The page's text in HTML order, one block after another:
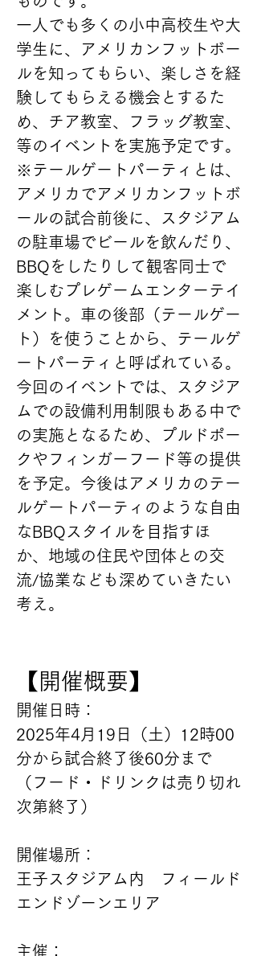
一人でも多くの小中高校生や大
学生に、アメリカンフットボー
ルを知ってもらい、楽しさを経
験してもらえる機会とするた
め、チア教室、フラッグ教室、
等のイベントを実施予定です。
※テールゲートパーティとは、
アメリカでアメリカンフットボ
ールの試合前後に、スタジアム
の駐車場でビールを飲んだり、
BBQをしたりして観客同士で
楽しむプレゲームエンターテイ
メント。車の後部（テールゲー
ト）を使うことから、テールゲ
ートパーティと呼ばれている。
今回のイベントでは、スタジア
ムでの設備利用制限もある中で
の実施となるため、プルドポー
クやフィンガーフード等の提供
を予定。今後はアメリカのテー
ルゲートパーティのような自由
なBBQスタイルを目指すほ
か、地域の住民や団体との交
流/協業なども深めていきたい
考え。
【開催概要】
開催日時：
2025年4月19日（土）12時00
分から試合終了後60分まで
（フード・ドリンクは売り切れ
次第終了）
開催場所：
王子スタジアム内　フィールド
エンドゾーンエリア
主催：